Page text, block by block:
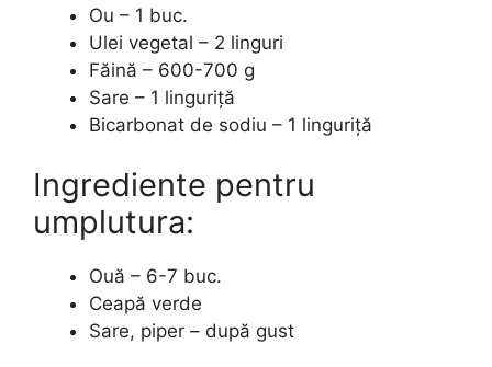
Ou – 1 buc.
Ulei vegetal – 2 linguri
Făină – 600-700 g
Sare – 1 linguriță
Bicarbonat de sodiu – 1 linguriță
Ingrediente pentru
umplutura:
Ouă – 6-7 buc.
Ceapă verde
Sare, piper – după gust